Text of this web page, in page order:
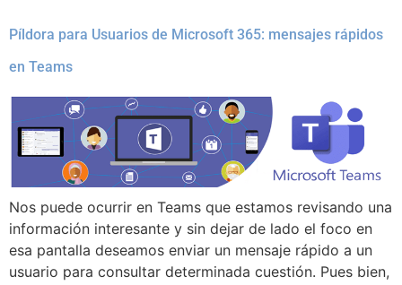
Píldora para Usuarios de Microsoft 365: mensajes rápidos
en Teams
Nos puede ocurrir en Teams que estamos revisando una
información interesante y sin dejar de lado el foco en
esa pantalla deseamos enviar un mensaje rápido a un
usuario para consultar determinada cuestión. Pues bien,